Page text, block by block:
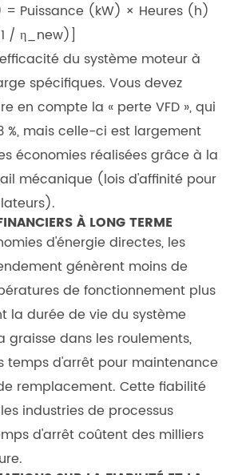
= Puissance (kW) × Heures (h)
/ η_new)]
du système moteur à
spécifiques. Vous devez
en compte la « perte VFD », qui
%, mais celle-ci est largement
économies réalisées grâce à la
mécanique (lois d'affinité pour
À LONG TERME
d'énergie directes, les
génèrent moins de
de fonctionnement plus
la durée de vie du système
graisse dans les roulements,
temps d'arrêt pour maintenance
remplacement. Cette fiabilité
industries de processus
d'arrêt coûtent des milliers